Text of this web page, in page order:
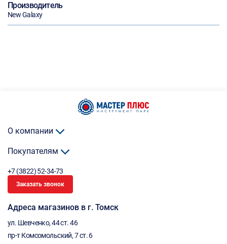
Производитель
New Galaxy
О компании
Покупателям
+7 (3822) 52-34-73
Заказать звонок
Адреса магазинов в г. Томск
ул. Шевченко, 44 ст. 46
пр-т Комсомольский, 7 ст. 6